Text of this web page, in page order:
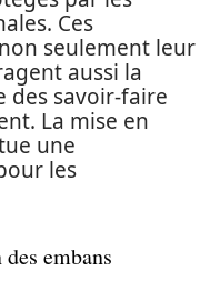
Ces
seulement leur
aussi la
des savoir-faire
La mise en
une
les
embans